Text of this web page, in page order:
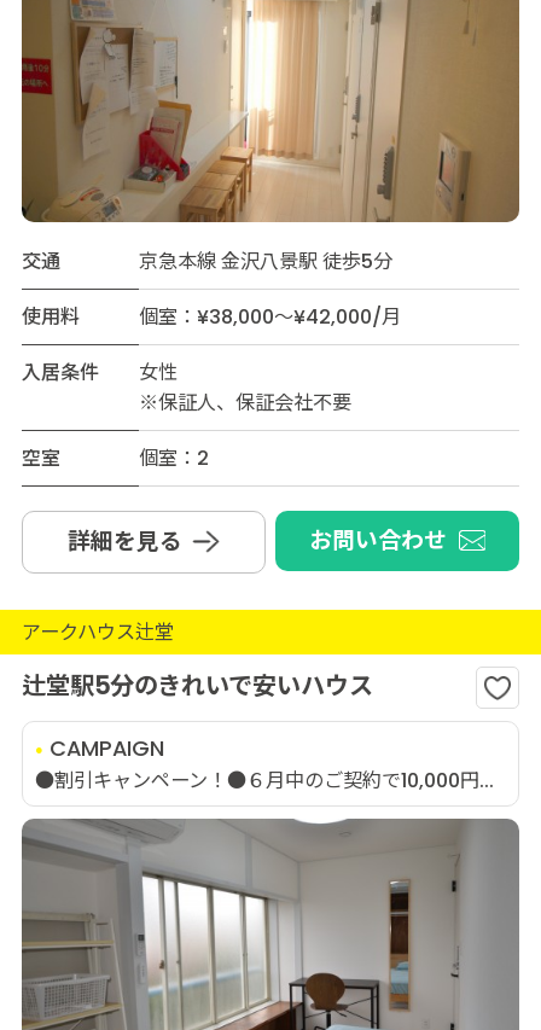
交通
京急本線 金沢八景駅 徒歩5分
使用料
個室：¥38,000～¥42,000/月
入居条件
女性
※保証人、保証会社不要
空室
個室：2
詳細を見る お問い合わせ
アークハウス辻堂
辻堂駅5分のきれいで安いハウス
CAMPAIGN
●割引キャンペーン！●６月中のご契約で10,000円...